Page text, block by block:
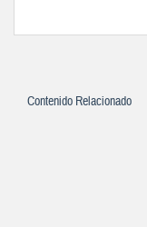
Contenido Relacionado